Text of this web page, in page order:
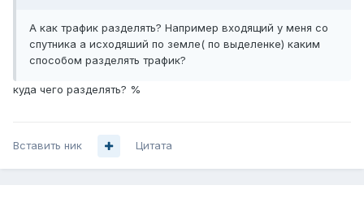
А как трафик разделять? Например входящий у меня со
спутника а исходяший по земле( по выделенке) каким
способом разделять трафик?
куда чего разделять? %
Вставить ник Цитата